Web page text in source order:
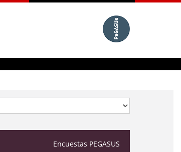
Encuestas PEGASUS